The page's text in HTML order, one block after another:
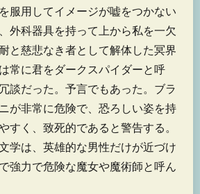
服用してイメージが嘘をつかない
外科器具を持って上から私を一欠
と慈悲なき者として解体した冥界
常に君をダークスパイダーと呼
談だった。予言でもあった。ブラ
が非常に危険で、恐ろしい姿を持
すく、致死的であると警告する。
学は、英雄的な男性だけが近づけ
強力で危険な魔女や魔術師と呼ん